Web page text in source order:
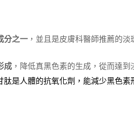
分之一 ，並且是皮膚科醫師推薦的淡
成 ，降低真黑色素的生成，從而達
是人體的抗氧化劑，能減少黑色素